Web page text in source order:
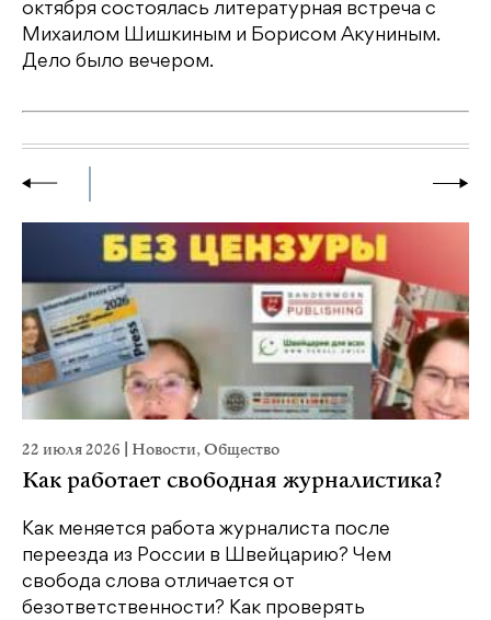
октября состоялась литературная встреча с
Михаилом Шишкиным и Борисом Акуниным.
Дело было вечером.
22 июля 2026 Новости,Общество
Как работает свободная журналистика?
Как меняется работа журналиста после
переезда из России в Швейцарию? Чем
свобода слова отличается от
безответственности? Как проверять